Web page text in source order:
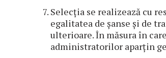
Selecția se realizează cu
egalitatea de șanse și de
ulterioare. În măsura în
administratorilor aparțin